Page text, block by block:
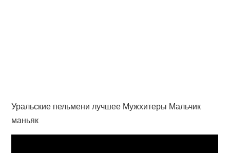
Уральские пельмени лучшее Мужхитеры Мальчик
маньяк